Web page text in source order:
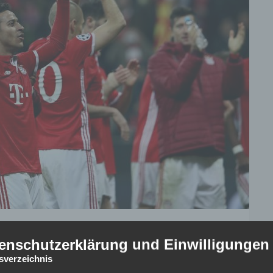
des gestrigen Abends – Arsenal London mit 5:1 (1:1) aus
Achtelfinales in der Allianz Arena zeigt der FC Bayern
und Einwilligungen